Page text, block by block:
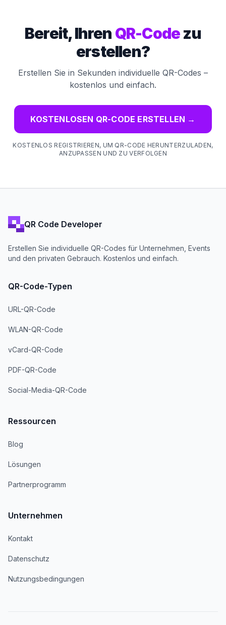
Bereit, Ihren QR-Codezu
erstellen?
Erstellen Sie in Sekunden individuelle QR-Codes –
kostenlos und einfach.
KOSTENLOSEN QR-CODE ERSTELLEN →
KOSTENLOS REGISTRIEREN, UM QR-CODE HERUNTERZULADEN,
ANZUPASSEN UND ZU VERFOLGEN
QR Code Developer
Erstellen Sie individuelle QR-Codes für Unternehmen, Events
und den privaten Gebrauch. Kostenlos und einfach.
QR-Code-Typen
URL-QR-Code
WLAN-QR-Code
vCard-QR-Code
PDF-QR-Code
Social-Media-QR-Code
Ressourcen
Blog
Lösungen
Partnerprogramm
Unternehmen
Kontakt
Datenschutz
Nutzungsbedingungen